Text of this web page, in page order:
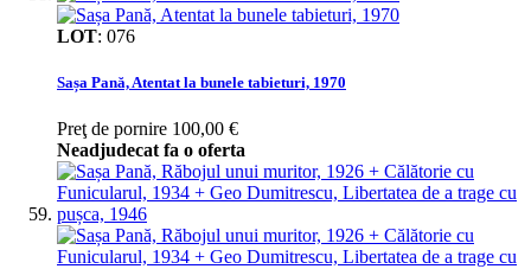
LOT: 076
Sașa Pană, Atentat la bunele tabieturi, 1970
Preţ de pornire 100,00 €
Neadjudecat fa o oferta